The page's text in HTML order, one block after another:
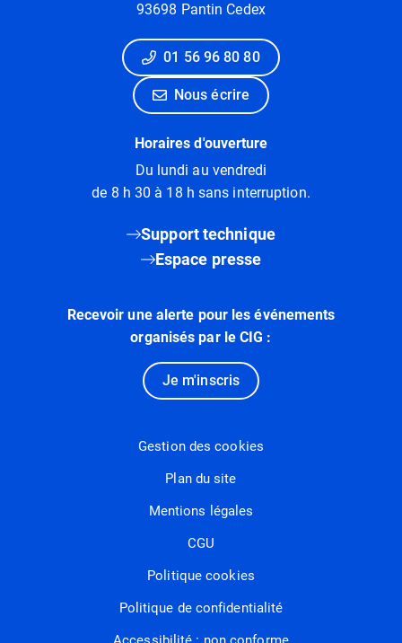
93698 Pantin Cedex
01 56 96 80 80
Nous écrire
Horaires d'ouverture
Du lundi au vendredi
de 8 h 30 à 18 h sans interruption.
Support technique
Espace presse
Recevoir une alerte pour les événements
organisés par le CIG :
Je m'inscris
Gestion des cookies
Plan du site
Mentions légales
CGU
Politique cookies
Politique de confidentialité